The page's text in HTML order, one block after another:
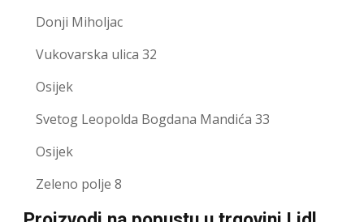
Donji Miholjac
Vukovarska ulica 32
Osijek
Svetog Leopolda Bogdana Mandića 33
Osijek
Zeleno polje 8